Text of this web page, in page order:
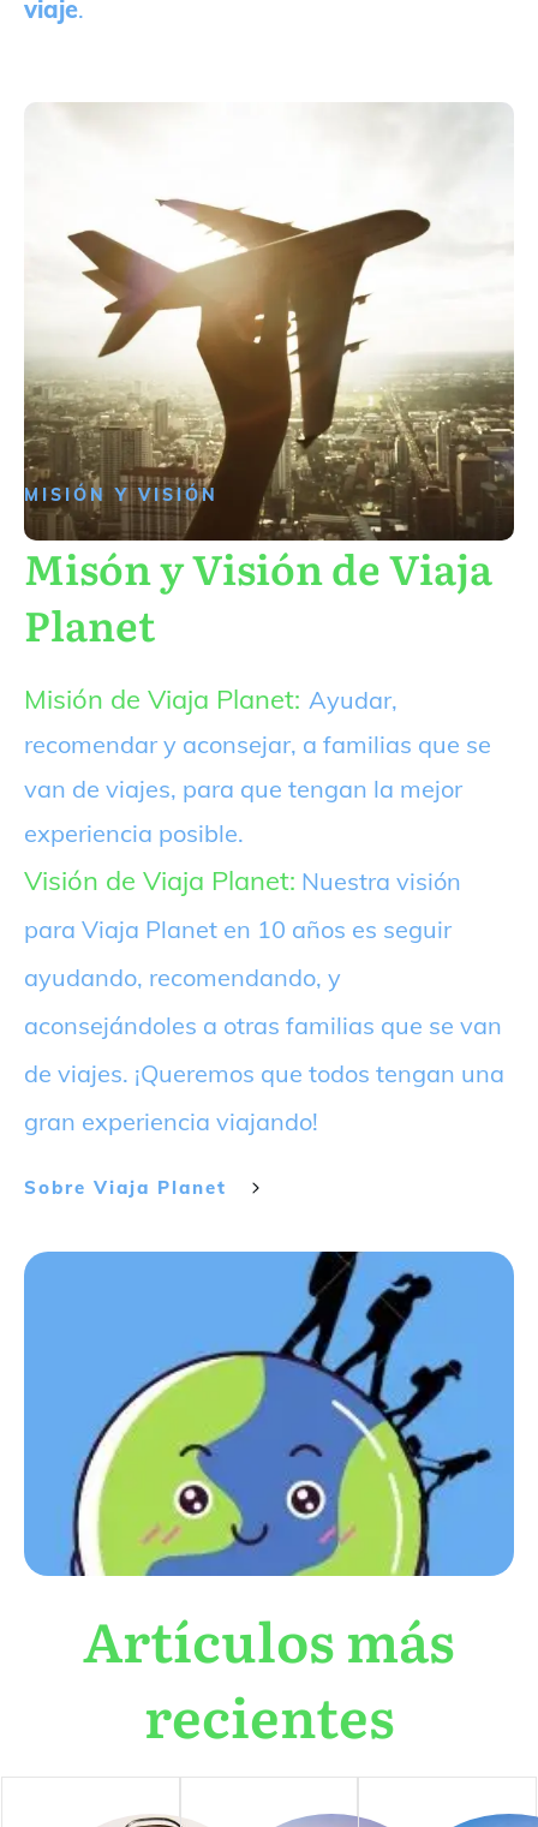
viaje.
MISIÓN Y VISIÓN
Misón y Visión de Viaja
Planet
Misión de Viaja Planet: Ayudar,
recomendar y aconsejar, a familias que se
van de viajes, para que tengan la mejor
experiencia posible.
Visión de Viaja Planet: Nuestra visión
para Viaja Planet en 10 años es seguir
ayudando, recomendando, y
aconsejándoles a otras familias que se van
de viajes. ¡Queremos que todos tengan una
gran experiencia viajando!
Sobre Viaja Planet
Artículos más
recientes